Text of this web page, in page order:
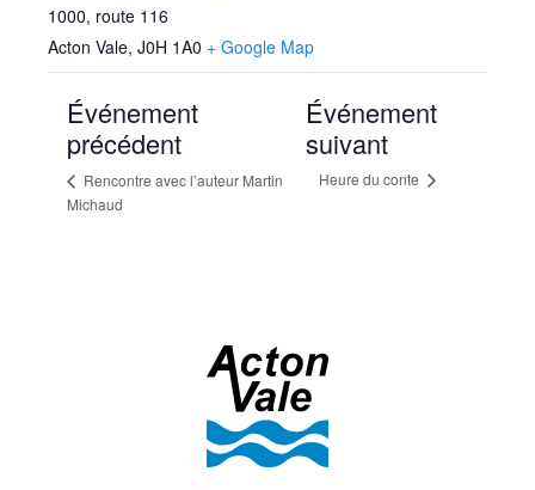
1000, route 116
Acton Vale, J0H 1A0 + Google Map
Événement
précédent
Rencontre avec l’auteur Martin
Michaud
Événement
suivant
Heure du conte